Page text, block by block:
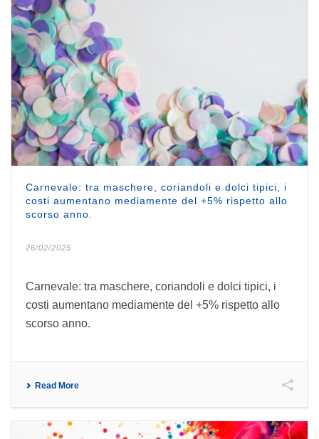
Carnevale: tra maschere, coriandoli e dolci tipici, i
costi aumentano mediamente del +5% rispetto allo
scorso anno.
26/02/2025
Carnevale: tra maschere, coriandoli e dolci tipici, i
costi aumentano mediamente del +5% rispetto allo
scorso anno.
Read More